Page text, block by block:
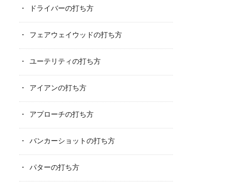
ドライバーの打ち方
フェアウェイウッドの打ち方
ユーテリティの打ち方
アイアンの打ち方
アプローチの打ち方
バンカーショットの打ち方
パターの打ち方